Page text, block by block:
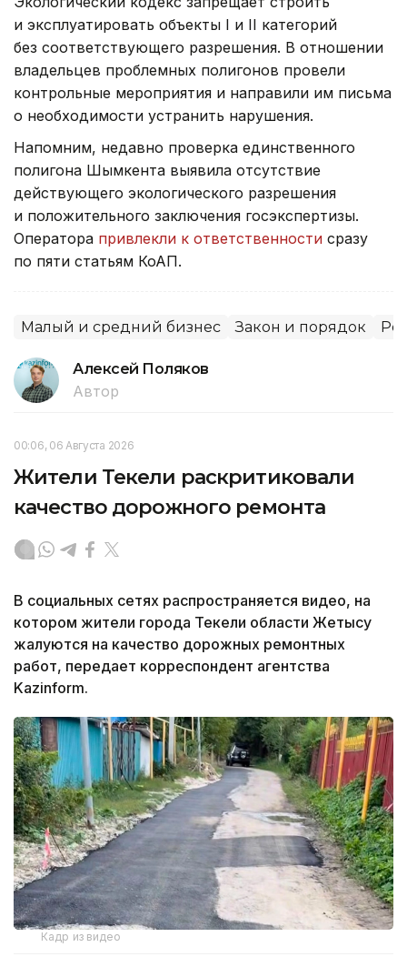
и эксплуатировать объекты I и II категорий
без соответствующего разрешения. В отношении
владельцев проблемных полигонов провели
контрольные мероприятия и направили им письма
о необходимости устранить нарушения.
Напомним, недавно проверка единственного
полигона Шымкента выявила отсутствие
действующего экологического разрешения
и положительного заключения госэкспертизы.
Оператора привлекли к ответственности сразу
по пяти статьям КоАП.
Малый и средний бизнес Закон и порядок
Алексей Поляков
Автор
00:06, 06 Августа 2026
Жители Текели раскритиковали
качество дорожного ремонта
В социальных сетях распространяется видео, на
котором жители города Текели области Жетысу
жалуются на качество дорожных ремонтных
работ, передает корреспондент агентства
Kazinform.
Кадр из видео